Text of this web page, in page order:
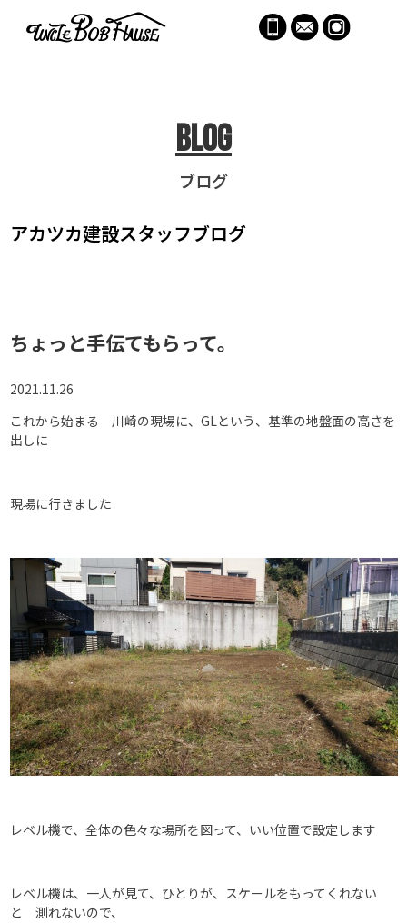
Blog
ブログ
アカツカ建設スタッフブログ
ちょっと手伝てもらって。
2021.11.26
これから始まる 川崎の現場に、GLという、基準の地盤面の高さを
出しに
現場に行きました
レベル機で、全体の色々な場所を図って、いい位置で設定します
レベル機は、一人が見て、ひとりが、スケールをもってくれない
と 測れないので、